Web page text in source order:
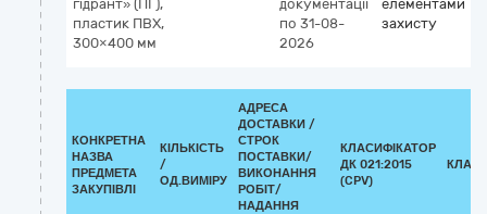
гідрант» (ПГ),
пластик ПВХ,
300×400 мм
документації
по 31-08-
2026
елементами
захисту
КОНКРЕТНА
НАЗВА
ПРЕДМЕТА
ЗАКУПІВЛІ
КІЛЬКІСТЬ
/
ОД.ВИМІРУ
АДРЕСА
ДОСТАВКИ /
СТРОК
ПОСТАВКИ/
ВИКОНАННЯ
РОБІТ/
НАДАННЯ
КЛАСИФІКАТОР
ДК 021:2015
(CPV)